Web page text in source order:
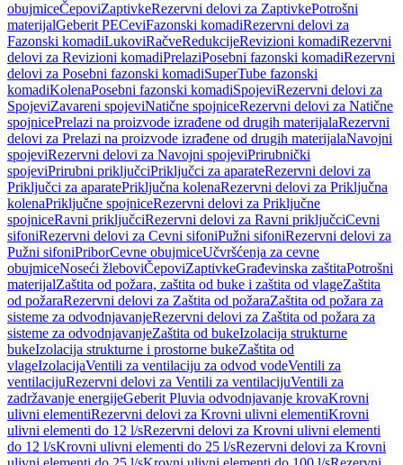
obujmiceČepoviZaptivkeRezervni delovi za ZaptivkePotrošni
materijalGeberit PECeviFazonski komadiRezervni delovi za
Fazonski komadiLukoviRačveRedukcijeRevizioni komadiRezervni
delovi za Revizioni komadiPrelaziPosebni fazonski komadiRezervni
delovi za Posebni fazonski komadiSuperTube fazonski
komadiKolenaPosebni fazonski komadiSpojeviRezervni delovi za
SpojeviZavareni spojeviNatične spojniceRezervni delovi za Natične
spojnicePrelazi na proizvode izrađene od drugih materijalaRezervni
delovi za Prelazi na proizvode izrađene od drugih materijalaNavojni
spojeviRezervni delovi za Navojni spojeviPrirubnički
spojeviPrirubni priključciPriključci za aparateRezervni delovi za
Priključci za aparatePriključna kolenaRezervni delovi za Priključna
kolenaPriključne spojniceRezervni delovi za Priključne
spojniceRavni priključciRezervni delovi za Ravni priključciCevni
sifoniRezervni delovi za Cevni sifoniPužni sifoniRezervni delovi za
Pužni sifoniPriborCevne obujmiceUčvršćenja za cevne
obujmiceNoseći žleboviČepoviZaptivkeGrađevinska zaštitaPotrošni
materijalZaštita od požara, zaštita od buke i zaštita od vlageZaštita
od požaraRezervni delovi za Zaštita od požaraZaštita od požara za
sisteme za odvodnjavanjeRezervni delovi za Zaštita od požara za
sisteme za odvodnjavanjeZaštita od bukeIzolacija strukturne
bukeIzolacija strukturne i prostorne bukeZaštita od
vlageIzolacijaVentili za ventilaciju za odvod vodeVentili za
ventilacijuRezervni delovi za Ventili za ventilacijuVentili za
zadržavanje energijeGeberit Pluvia odvodnjavanje krovaKrovni
ulivni elementiRezervni delovi za Krovni ulivni elementiKrovni
ulivni elementi do 12 l/sRezervni delovi za Krovni ulivni elementi
do 12 l/sKrovni ulivni elementi do 25 l/sRezervni delovi za Krovni